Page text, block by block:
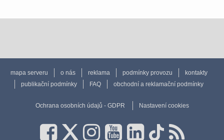
mapa serveru o nás reklama podmínky provozu
kontakty
publikační podmínky
FAQ obchodní a reklamační podmínky
Ochrana osobních údajů - GDPR Nastavení cookies